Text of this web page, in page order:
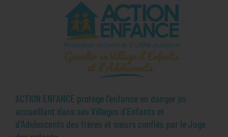
ACTION ENFANCE protège l’enfance en danger en
accueillant dans ses Villages d’Enfants et
d'Adolescents des frères et sœurs confiés par le Juge